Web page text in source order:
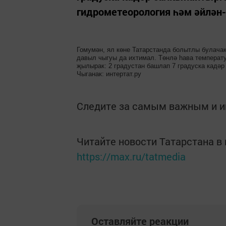
гидрометеорология һәм
Гомумән, ял көне Татарстанда болытлы
давыл чыгуы да ихтимал. Төнлә һава
җылырак: 2 градустан башлап 7 градуска
Чыганак: интертат.ру
Следите за самым важным и
Читайте новости Татарстана
https://max.ru/tatmedia
Оставляйте реакции